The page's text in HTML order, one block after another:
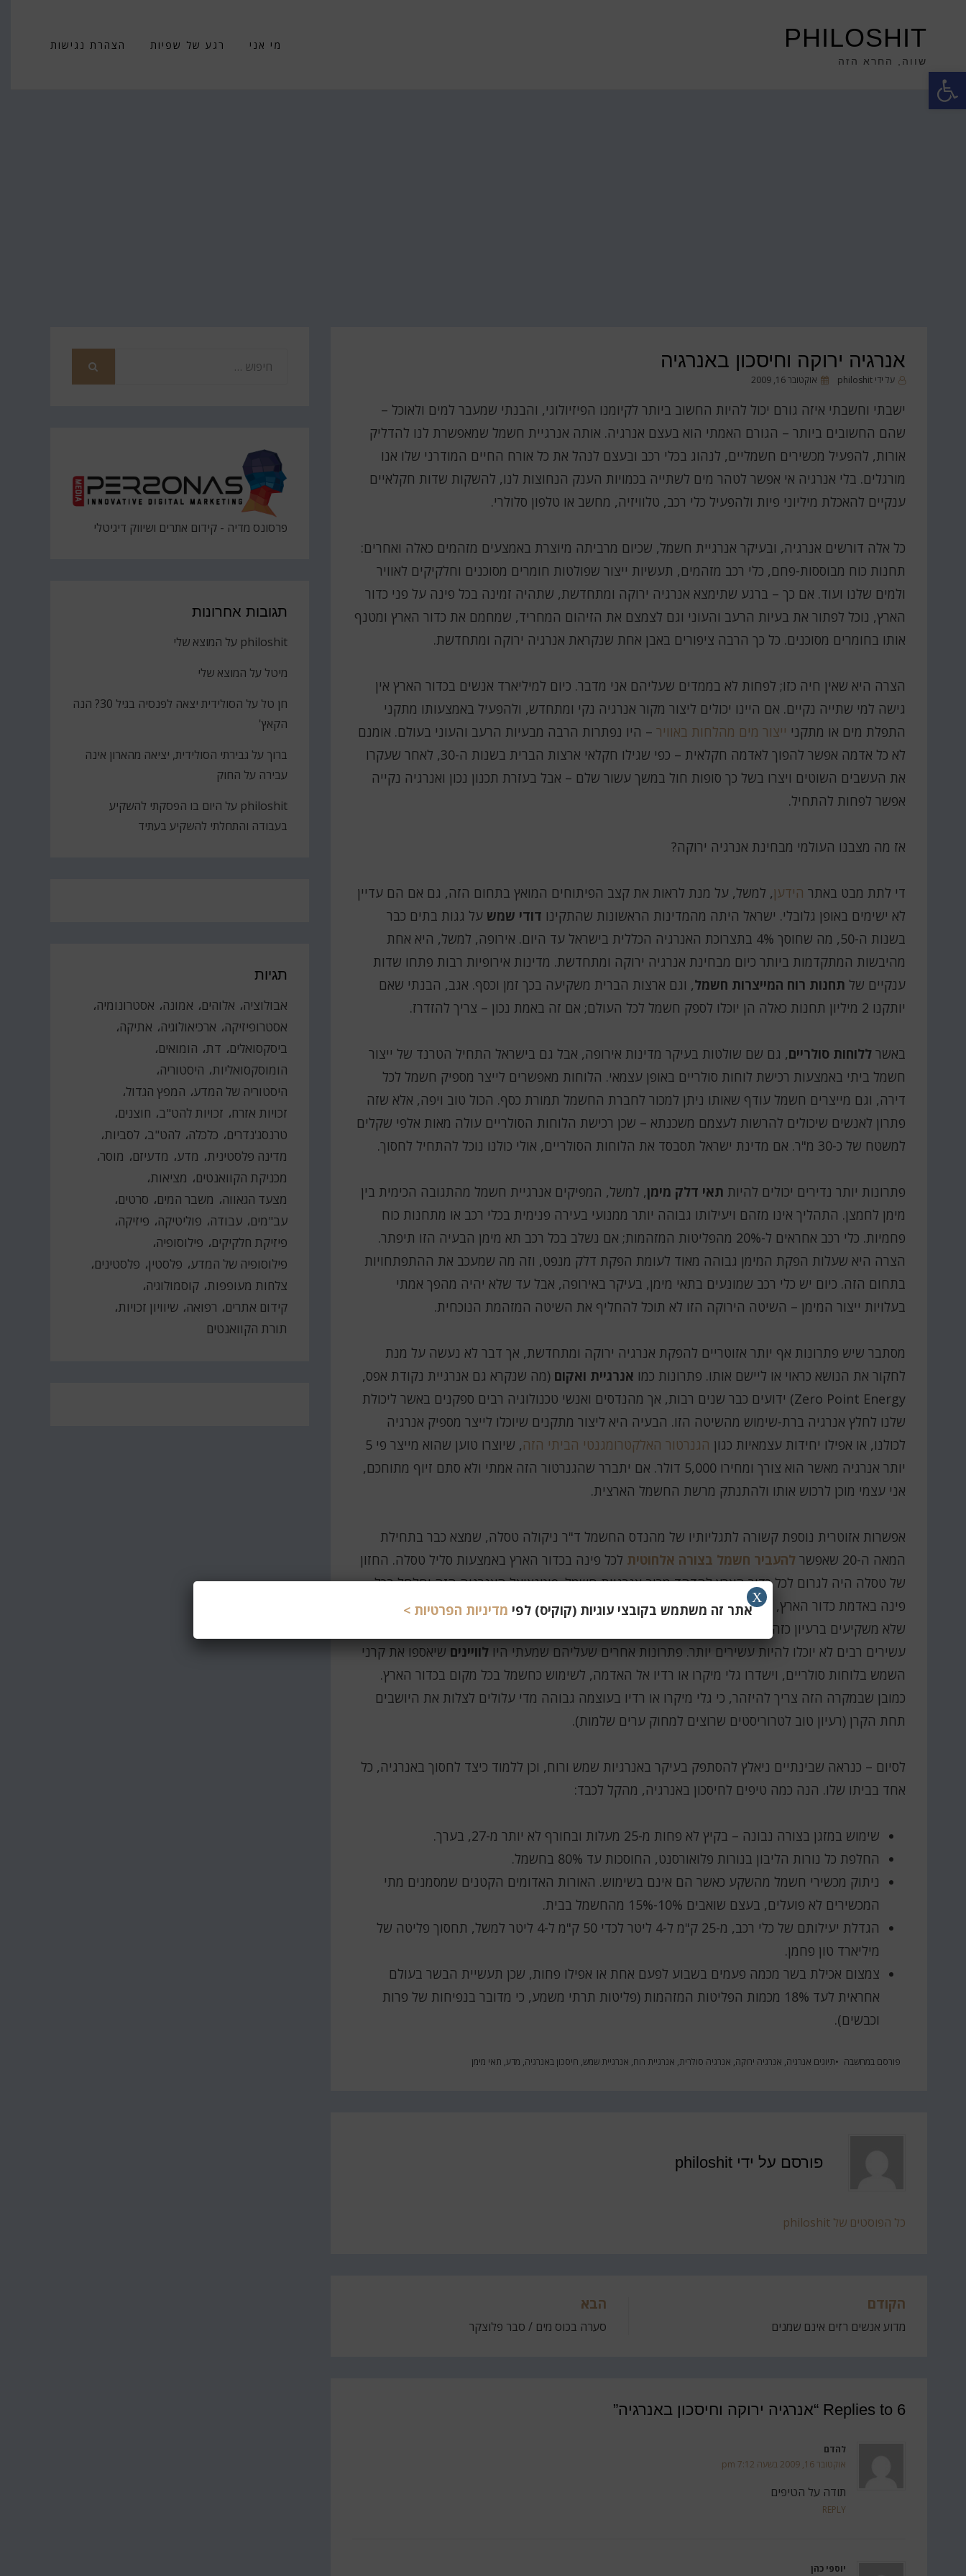
פתח סרגל נגישות
PHILOSHIT
שווה, החרא הזה
מי אני רגע של שפיות הצהרת נגישות
אנרגיה ירוקה וחיסכון באנרגיה
על ידיphiloshit
פורסםאוקטובר 16, 2009
ישבתי וחשבתי איזה גורם יכול להיות החשוב ביותר לקיומנו הפיזיולוגי, והבנתי שמעבר למים ולאוכל –
שהם החשובים ביותר – הגורם האמתי הוא בעצם אנרגיה. אותה אנרגיית חשמל שמאפשרת לנו להדליק
אורות, להפעיל מכשירים חשמליים, לנהוג בכלי רכב ובעצם לנהל את כל אורח החיים המודרני שלו אנו
מורגלים. בלי אנרגיה אי אפשר לטהר מים לשתייה בכמויות הענק הנחוצות לנו, להשקות שדות חקלאיים
ענקיים להאכלת מיליוני פיות ולהפעיל כלי רכב, טלוויזיה, מחשב או טלפון סלולרי.
כל אלה דורשים אנרגיה, ובעיקר אנרגיית חשמל, שכיום מרביתה מיוצרת באמצעים מזהמים כאלה ואחרים:
תחנות כוח מבוססות-פחם, כלי רכב מזהמים, תעשיות ייצור שפולטות חומרים מסוכנים וחלקיקים לאוויר
ולמים שלנו ועוד. אם כך – ברגע שתימצא אנרגיה ירוקה ומתחדשת, שתהיה זמינה בכל פינה על פני כדור
הארץ, נוכל לפתור את בעיות הרעב והעוני וגם לצמצם את הזיהום המחריד, שמחמם את כדור הארץ ומטנף
אותו בחומרים מסוכנים. כל כך הרבה ציפורים באבן אחת שנקראת אנרגיה ירוקה ומתחדשת.
הצרה היא שאין חיה כזו; לפחות לא בממדים שעליהם אני מדבר. כיום למיליארד אנשים בכדור הארץ אין
גישה למי שתייה נקיים. אם היינו יכולים ליצור מקור אנרגיה נקי ומתחדש, ולהפעיל באמצעותו מתקני
התפלת מים או מתקני ייצור מים מהלחות באוויר – היו נפתרות הרבה מבעיות הרעב והעוני בעולם. אומנם
לא כל אדמה אפשר להפוך לאדמה חקלאית – כפי שגילו חקלאי ארצות הברית בשנות ה-30, לאחר שעקרו
את העשבים השוטים ויצרו בשל כך סופות חול במשך עשור שלם – אבל בעזרת תכנון נכון ואנרגיה נקייה
אפשר לפחות להתחיל.
אז מה מצבנו העולמי מבחינת אנרגיה ירוקה?
די לתת מבט באתר הידען, למשל, על מנת לראות את קצב הפיתוחים המואץ בתחום הזה, גם אם הם עדיין
לא ישימים באופן גלובלי. ישראל היתה מהמדינות הראשונות שהתקינו דודי שמש על גגות בתים כבר
בשנות ה-50, מה שחוסך 4% בתצרוכת האנרגיה הכללית בישראל עד היום. אירופה, למשל, היא אחת
מהיבשות המתקדמות ביותר כיום מבחינת אנרגיה ירוקה ומתחדשת. מדינות אירופיות רבות פתחו שדות
ענקיים של תחנות רוח המייצרות חשמל, וגם ארצות הברית משקיעה בכך זמן וכסף. אגב, הבנתי שאם
יותקנו 2 מיליון תחנות כאלה הן יוכלו לספק חשמל לכל העולם; אם זה באמת נכון – צריך להזדרז.
באשרללוחות סולריים, גם שם שולטות בעיקר מדינות אירופה, אבל גם בישראל התחיל הטרנד של ייצור
חשמל ביתי באמצעות רכישת לוחות סולריים באופן עצמאי. הלוחות מאפשרים לייצר מספיק חשמל לכל
דירה, וגם מייצרים חשמל עודף שאותו ניתן למכור לחברת החשמל תמורת כסף. הכול טוב ויפה, אלא שזה
פתרון לאנשים שיכולים להרשות לעצמם משכנתא – שכן רכישת הלוחות הסולריים עולה מאות אלפי שקלים
למשטח של כ-30 מ"ר. אם מדינת ישראל תסבסד את הלוחות הסולריים, אולי כולנו נוכל להתחיל לחסוך.
פתרונות יותר נדירים יכולים להיות תאי דלק מימן, למשל, המפיקים אנרגיית חשמל מהתגובה הכימית בין
מימן לחמצן. התהליך אינו מזהם ויעילותו גבוהה יותר ממנועי בעירה פנימית בכלי רכב או מתחנות כוח
פחמיות. כלי רכב אחראים ל-20% מהפליטות המזהמות; אם נשלב בכל רכב תא מימן הבעיה הזו תיפתר.
הצרה היא שעלות הפקת המימן גבוהה מאוד לעומת הפקת דלק מנפט, וזה מה שמעכב את ההתפתחויות
בתחום הזה. כיום יש כלי רכב שמונעים בתאי מימן, בעיקר באירופה, אבל עד שלא יהיה מהפך אמתי
בעלויות ייצור המימן – השיטה הירוקה הזו לא תוכל להחליף את השיטה המזהמת הנוכחית.
מסתבר שיש פתרונות אף יותר אזוטריים להפקת אנרגיה ירוקה ומתחדשת, אך דבר לא נעשה על מנת
לחקור את הנושא כראוי או ליישם אותו. פתרונות כמו אנרגיית ואקום (מה שנקרא גם אנרגיית נקודת אפס,
Zero Point Energy) ידועים כבר שנים רבות, אך מהנדסים ואנשי טכנולוגיה רבים ספקנים באשר ליכולת
שלנו לחלץ אנרגיה ברת-שימוש מהשיטה הזו. הבעיה היא ליצור מתקנים שיוכלו לייצר מספיק אנרגיה
לכולנו, או אפילו יחידות עצמאיות כגון הגנרטור האלקטרומגנטי הביתי הזה
, שיוצרו טוען שהוא מייצר פי 5
יותר אנרגיה מאשר הוא צורך ומחירו 5,000 דולר. אם יתברר שהגנרטור הזה אמתי ולא סתם זיוף מתוחכם,
אני עצמי מוכן לרכוש אותו ולהתנתק מרשת החשמל הארצית.
אפשרות אזוטרית נוספת קשורה לתגליותיו של מהנדס החשמל ד"ר ניקולה טסלה, שמצא כבר בתחילת
המאה ה-20 שאפשר
להעביר חשמל בצורה אלחוטית לכל פינה בכדור הארץ באמצעות סליל טסלה. החזון
של טסלה היה לגרום לכל כדור הארץ להדהד מרוב אנרגיית חשמל. פוטנציאל האנרגיה הזה יחלחל בכל
פינה באדמת כדור הארץ, ונוכל להתחבר אליו מכל מקום ולקבל חשמל חינם – ללא זיהום. נראה לי שהסיבה
שלא משקיעים ברעיון כזה, היא כיוון שמכשיר כזה יחסל את תעשיות האנרגיה שתלויות בנפט, ואנשים
עשירים רבים לא יוכלו להיות עשירים יותר. פתרונות אחרים שעליהם שמעתי היולוויינים שיאספו את קרני
השמש בלוחות סולריים, וישדרו גלי מיקרו או רדיו אל האדמה, לשימוש כחשמל בכל מקום בכדור הארץ.
כמובן שבמקרה הזה צריך להיזהר, כי גלי מיקרו או רדיו בעוצמה גבוהה מדי עלולים לצלות את היושבים
תחת הקרן (רעיון טוב לטרוריסטים שרוצים למחוק ערים שלמות).
לסיום – כנראה שבינתיים ניאלץ להסתפק בעיקר באנרגיות שמש ורוח, וכן ללמוד כיצד לחסוך באנרגיה, כל
אחד בביתו שלו. הנה כמה טיפים לחיסכון באנרגיה, מהקל לכבד:
שימוש במזגן בצורה נבונה – בקיץ לא פחות מ-25 מעלות ובחורף לא יותר מ-27, בערך.
החלפת כל נורות הליבון בנורות פלואורסנט, החוסכות עד 80% בחשמל.
ניתוק מכשירי חשמל מהשקע כאשר הם אינם בשימוש. האורות האדומים הקטנים שמסמנים מתי
המכשירים לא פועלים, בעצם שואבים 10%-15% מהחשמל בבית.
הגדלת יעילותם של כלי רכב, מ-25 ק"מ ל-4 ליטר לכדי 50 ק"מ ל-4 ליטר למשל, תחסוך פליטה של
מיליארד טון פחמן.
צמצום אכילת בשר מכמה פעמים בשבוע לפעם אחת או אפילו פחות, שכן תעשיית הבשר בעולם
אחראית לעד 18% מכמות הפליטות המזהמות (פליטות תרתי משמע, כי מדובר בנפיחות של פרות
וכבשים).
פורסם במחשבה תיוגים אנרגיה, אנרגיה ירוקה, אנרגיה סולרית, אנרגיית רוח, אנרגיית שמש, חיסכון באנרגיה, מדע, תאי מימן
פורסם על ידיphiloshit
כל הפוסטים של philoshit
ניווט
הקודם
מדוע אנשים רזים אינם שמנים
הבא
סערה בכוס מים / סבר פלוצקר
6 Replies to “אנרגיה ירוקה וחיסכון באנרגיה”
להדם
אוקטובר 16, 2009 בשעה 7:12 pm
תודה על הטיפים
REPLY
יוספי כהן
פרסונס מדיה - קידום אתרים ושיווק דיגיטלי
תגובות אחרונות
philoshit על המוצא שלי
מיטל על המוצא שלי
חן טל על
הסולידית יצאה לפנסיה בגיל 30? הנה
הקאץ'
ברוך על גבירתי הסולידית, יציאה מהארון אינה
עבירה על החוק
philoshit על היום בו הפסקתי להשקיע
בעבודה והתחלתי להשקיע בעתיד
תגיות
אבולוציה אלוהים אמונה
אסטרונומיה
אסטרופיזיקה
ארכיאולוגיה
אתיקה
ביסקסואלים
דת הומואים
הומוסקסואליות היסטוריה
היסטוריה של המדע המפץ הגדול
זכויות אזרח
זכויות להט"ב חוצנים
טרנסג'נדרים
כלכלה להט"ב לסביות
מדינה פלסטינית
מדע מדעיזם
מוסר
מכניקת הקוואנטים
מציאות
מצעד הגאווה
משבר המים
סרטים
עב"מים עבודה פוליטיקה
פיזיקה
פיזיקת חלקיקים
פילוסופיה
פילוסופיה של המדע פלסטין פלסטינים
צלחות מעופפות קוסמולוגיה
קידום אתרים
רפואה שיוויון זכויות
תורת הקוואנטים
אתר זה משתמש בקובצי עוגיות (קוקיס) לפי מדיניות הפרטיות >
X